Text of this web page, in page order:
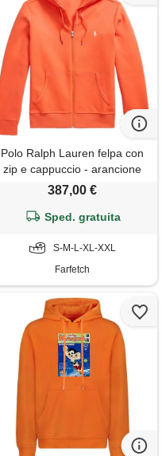
Polo Ralph Lauren felpa con
zip e cappuccio - arancione
387,00 €
Sped. gratuita
S-M-L-XL-XXL
Farfetch